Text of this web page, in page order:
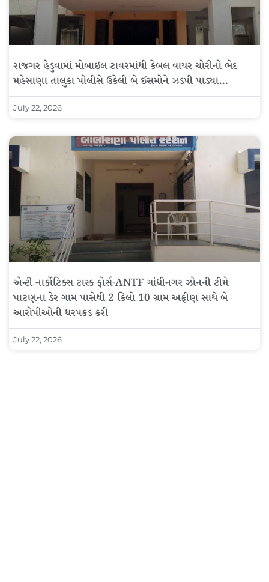
રાજગર હેડુવામાં મોબાઇલ ટાવરમાંથી કેબલ વાયર ચોરીનો ભેદ
મહેસાણા તાલુકા પોલીસે ઉકેલી બે ઈસમોને ઝડપી પાડ્યા…
July 22, 2026
એન્ટી નાર્કોટિક્સ ટાસ્ક ફોર્સ-ANTF ગાંધીનગર ઝોનની ટીમે
પાટણના ડેર ગામ પાસેથી 2 કિલો 10 ગ્રામ અફીણ સાથે બે
આરોપીઓની ધરપકડ કરી
July 22, 2026